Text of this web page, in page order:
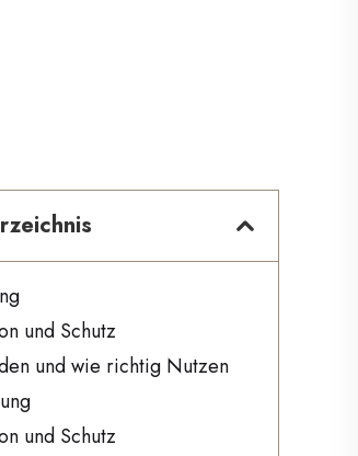
und Schutz
und wie richtig Nutzen
und Schutz